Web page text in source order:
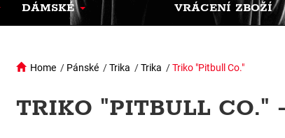
DÁMSKÉ VRÁCENÍ ZBOŽÍ
Home / Pánské /Trika /Trika /Triko "Pitbull Co."
TRIKO "PITBULL CO."